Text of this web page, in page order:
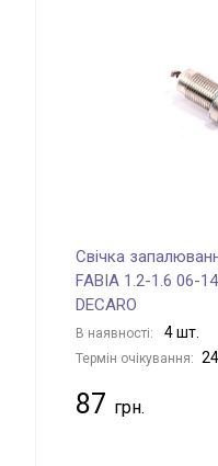
Свічка
FABIA 1.2-1.6 06-
DECARO
В наявності: 4 шт.
Термін очікування:
87